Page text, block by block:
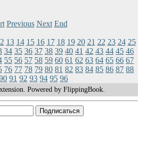
Previous Next End
13 14 15 16 17 18 19 20 21 22 23 24 25
34 35 36 37 38 39 40 41 42 43 44 45 46
55 56 57 58 59 60 61 62 63 64 65 66 67
76 77 78 79 80 81 82 83 84 85 86 87 88
91 92 93 94 95 96
Powered by FlippingBook.
Подписаться